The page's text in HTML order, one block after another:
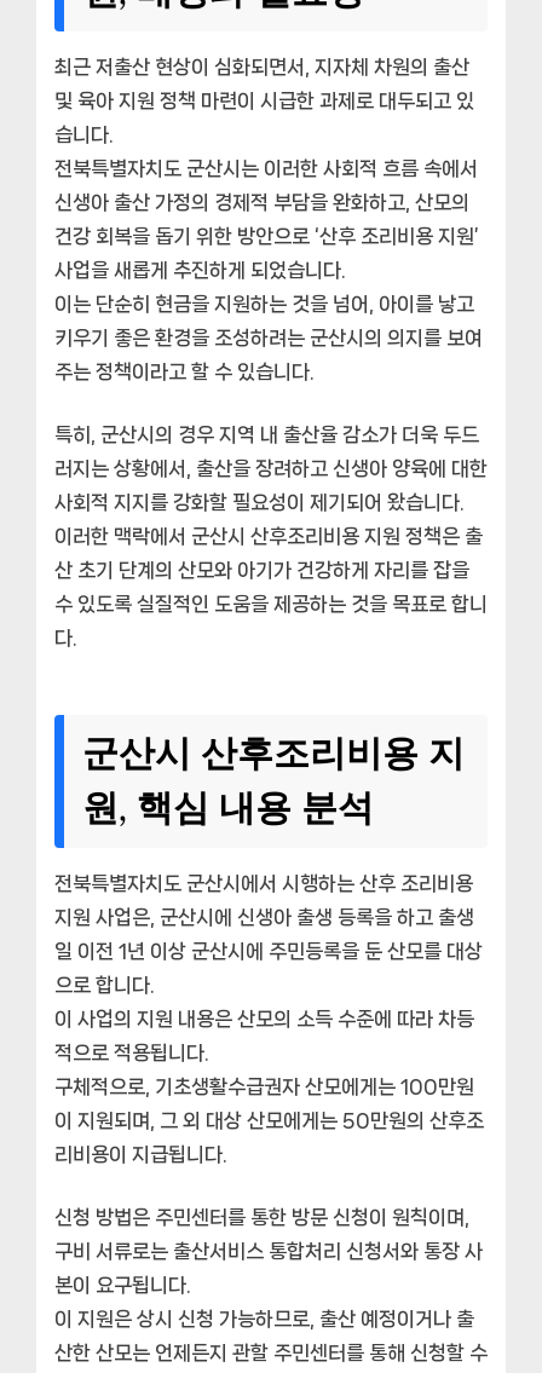
최근 저출산 현상이 심화되면서, 지자체 차원의 출산
및 육아 지원 정책 마련이 시급한 과제로 대두되고 있
습니다.
전북특별자치도 군산시는 이러한 사회적 흐름 속에서
신생아 출산 가정의 경제적 부담을 완화하고, 산모의
건강 회복을 돕기 위한 방안으로 ‘산후 조리비용 지원’
사업을 새롭게 추진하게 되었습니다.
이는 단순히 현금을 지원하는 것을 넘어, 아이를 낳고
키우기 좋은 환경을 조성하려는 군산시의 의지를 보여
주는 정책이라고 할 수 있습니다.
특히, 군산시의 경우 지역 내 출산율 감소가 더욱 두드
러지는 상황에서, 출산을 장려하고 신생아 양육에 대한
사회적 지지를 강화할 필요성이 제기되어 왔습니다.
이러한 맥락에서 군산시 산후조리비용 지원 정책은 출
산 초기 단계의 산모와 아기가 건강하게 자리를 잡을
수 있도록 실질적인 도움을 제공하는 것을 목표로 합니
다.
군산시 산후조리비용 지
원, 핵심 내용 분석
전북특별자치도 군산시에서 시행하는 산후 조리비용
지원 사업은, 군산시에 신생아 출생 등록을 하고 출생
일 이전 1년 이상 군산시에 주민등록을 둔 산모를 대상
으로 합니다.
이 사업의 지원 내용은 산모의 소득 수준에 따라 차등
적으로 적용됩니다.
구체적으로, 기초생활수급권자 산모에게는 100만원
이 지원되며, 그 외 대상 산모에게는 50만원의 산후조
리비용이 지급됩니다.
신청 방법은 주민센터를 통한 방문 신청이 원칙이며,
구비 서류로는 출산서비스 통합처리 신청서와 통장 사
본이 요구됩니다.
이 지원은 상시 신청 가능하므로, 출산 예정이거나 출
산한 산모는 언제든지 관할 주민센터를 통해 신청할 수